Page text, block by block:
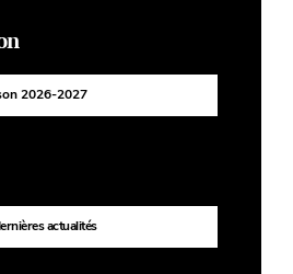
2026-2027
actualités